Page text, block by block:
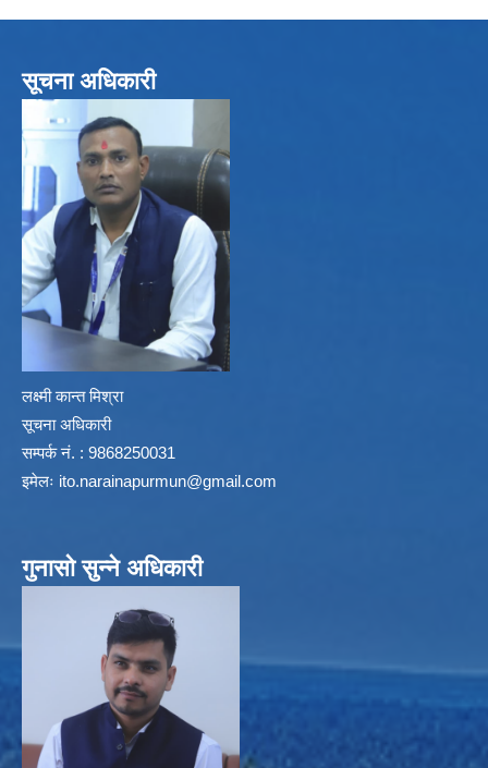
सूचना अधिकारी
लक्ष्मी कान्त मिश्रा
सूचना अधिकारी
सम्पर्क नं. : 9868250031
इमेलः ito.narainapurmun@gmail.com
गुनासो सुन्ने अधिकारी